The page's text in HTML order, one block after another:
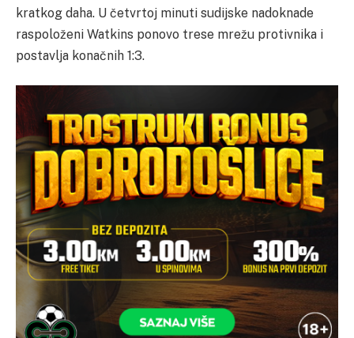
kratkog daha. U četvrtoj minuti sudijske nadoknade
raspoloženi Watkins ponovo trese mrežu protivnika i
postavlja konačnih 1:3.